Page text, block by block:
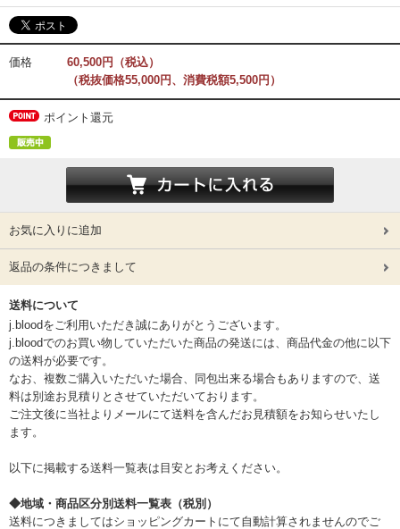
価格
60,500円（税込）
（税抜価格55,000円、消費税額5,500円）
ポイント還元
お気に入りに追加
返品の条件につきまして
送料について
j.bloodをご利用いただき誠にありがとうございます。
j.bloodでのお買い物していただいた商品の発送には、商品代金の他に以下
の送料が必要です。
なお、複数ご購入いただいた場合、同包出来る場合もありますので、送
料は別途お見積りとさせていただいております。
ご注文後に当社よりメールにて送料を含んだお見積額をお知らせいたし
ます。
以下に掲載する送料一覧表は目安とお考えください。
◆地域・商品区分別送料一覧表（税別）
送料につきましてはショッピングカートにて自動計算されませんのでご